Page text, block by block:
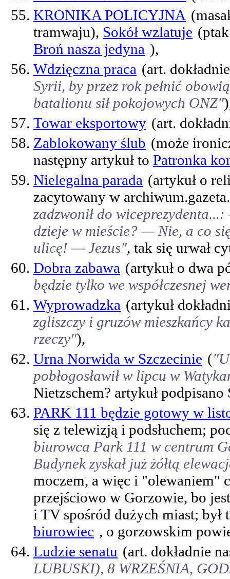
KRONIKA POLICYJNA
tramwaju), Sokół wzlatuje
Broń nasza jedyna ),
Wdzięczna praca (art.
Syrii, by przez rok pełnić
batalionu sił pokojowych ONZ"
Towar eksportowy (art.
Zablokowany ślub (może
następny artykuł to Patronka
Nielegalna parada (artykuł o
zacytowany w
zadzwonił do
dzieje w mieście? — Nie, a co
ulicę! — Jezus", tak się urwał
Dobra zabawa (artykuł o dwa
będzie tylko we współczesnej
Wyprowadzka (artykuł
zgliszczy i gruzów mieszkańcy
rzeczy"),
Urna Norwida w Szczecinie (
pobłogosławił w lipcu w
Nietzschem? artykuł
PARK 111 będzie gotowy w
się z telewizją i podsłuchem;
biurowca Park 111 w centrum
Budynek zyskał już żółtą
moczem, a więc i "olewaniem"
przejściowo w Gorzowie, bo
i TV spośród dużych miast;
biurowiec , o gorzowskim
Ludzie senatu (art. dokładnie
LUBUSKI), 8 WRZEŚNIA,